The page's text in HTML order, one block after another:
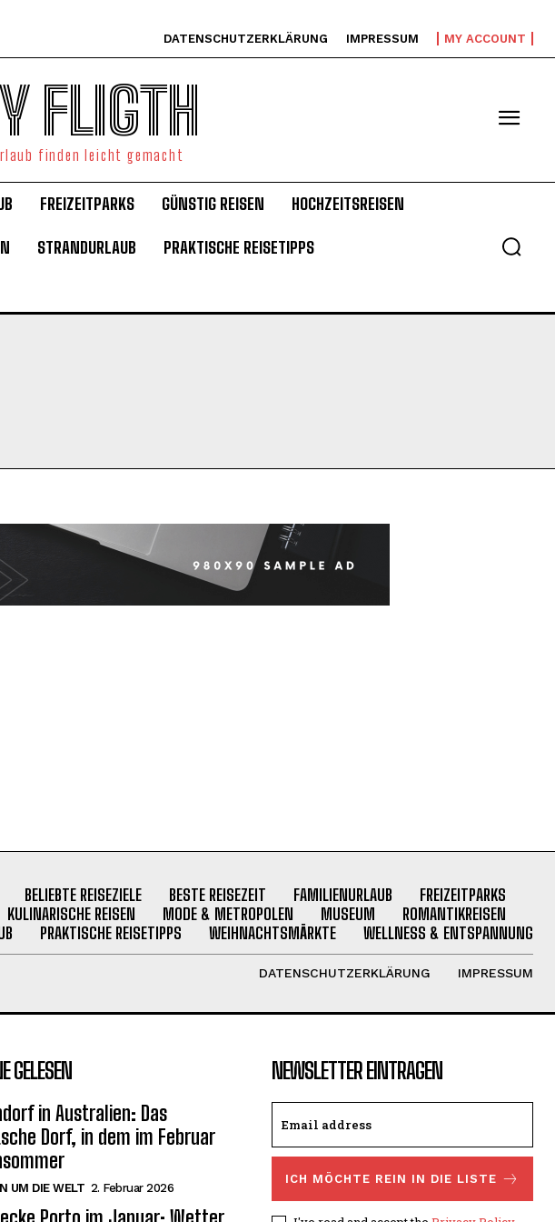
DATENSCHUTZERKLÄRUNG IMPRESSUM MY ACCOUNT
FLIGTH
finden leicht gemacht
FREIZEITPARKS GÜNSTIG REISEN HOCHZEITSREISEN
STRANDURLAUB PRAKTISCHE REISETIPPS
BELIEBTE REISEZIELE BESTE REISEZEIT FAMILIENURLAUB
FREIZEITPARKS
KULINARISCHE REISEN MODE & METROPOLEN MUSEUM
ROMANTIKREISEN
PRAKTISCHE REISETIPPS WEIHNACHTSMÄRKTE WELLNESS & ENTSPANNUNG
DATENSCHUTZERKLÄRUNG IMPRESSUM
GELESEN
in Australien: Das
Dorf, in dem im Februar
UM DIE WELT 2. Februar 2026
NEWSLETTER EINTRAGEN
ICH MÖCHTE REIN IN DIE LISTE